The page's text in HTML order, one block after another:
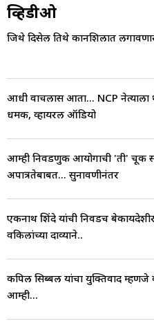
व्हिडीओ
जिथे दिसेल तिथे कानशिलात
आधी वाचलास आता... NCP नेत्याला
धमकी, व्हायरल ऑडियो
आम्ही निवडणुक आयोगाची 'ती' चूक
अपात्रतेबाबत... सुनावणीनंतर
एकनाथ शिंदे यांची निवडच
वकिलांच्या दाव्याने..
कपिल सिब्बल यांचा युक्तिवाद म्हणजे
आम्ही...